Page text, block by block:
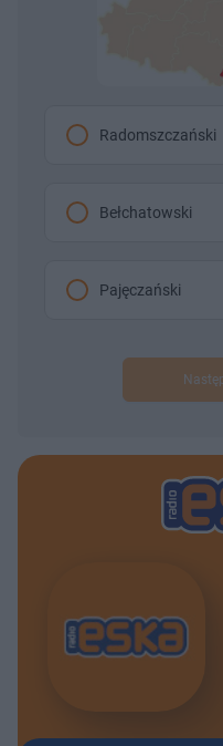
Radomszczański
Bełchatowski
Pajęczański